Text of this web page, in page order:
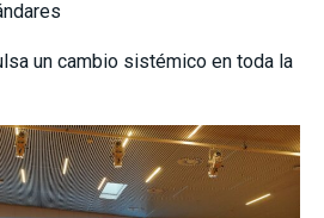
un cambio sistémico en toda la